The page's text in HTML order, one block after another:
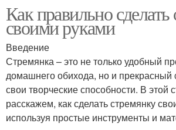
Как правильно
своими руками
Введение
Стремянка – это не только удобный
домашнего обихода, но и прекрасный
свои творческие способности. В этой
расскажем, как сделать стремянку
используя простые инструменты и